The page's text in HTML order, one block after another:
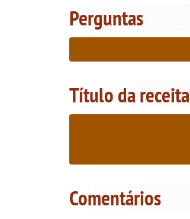
Perguntas
Título da receita
Comentários